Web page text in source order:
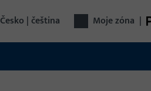
Česko | čeština Moje zóna |